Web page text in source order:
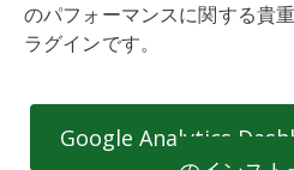
のパフォーマンスに関する貴
ラグインです。
Google Analytics